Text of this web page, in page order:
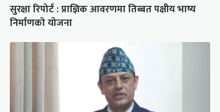
सुरक्षा रिपोर्ट : प्राज्ञिक आवरणमा तिब्बत पक्षीय भाष्य
निर्माणको योजना